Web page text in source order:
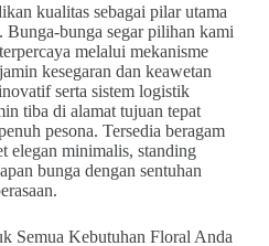
kualitas sebagai pilar utama
Bunga-bunga segar pilihan kami
melalui mekanisme
kesegaran dan keawetan
serta sistem logistik
tiba di alamat tujuan tepat
pesona. Tersedia beragam
elegan minimalis, standing
bunga dengan sentuhan
Semua Kebutuhan Floral Anda